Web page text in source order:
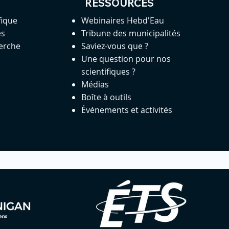
RESSOURCES
Webinaires Hebd'Eau
Tribune des municipalités
Saviez-vous que ?
Une question pour nos
scientifiques ?
Médias
Boîte à outils
Événements et activités